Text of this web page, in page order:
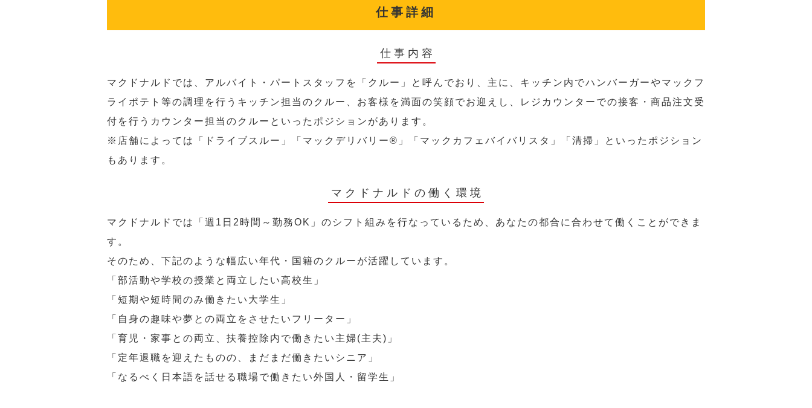
仕事詳細
仕事内容
マクドナルドでは、アルバイト・パートスタッフを「クルー」と呼んでおり、主に、キッチン内でハンバーガーやマックフ
ライポテト等の調理を行うキッチン担当のクルー、お客様を満面の笑顔でお迎えし、レジカウンターでの接客・商品注文受
付を行うカウンター担当のクルーといったポジションがあります。
※店舗によっては「ドライブスルー」「マックデリバリー®︎」「マックカフェバイバリスタ」「清掃」といったポジション
もあります。
マクドナルドの働く環境
マクドナルドでは「週1日2時間～勤務OK」のシフト組みを行なっているため、あなたの都合に合わせて働くことができま
す。
そのため、下記のような幅広い年代・国籍のクルーが活躍しています。
「部活動や学校の授業と両立したい高校生」
「短期や短時間のみ働きたい大学生」
「自身の趣味や夢との両立をさせたいフリーター」
「育児・家事との両立、扶養控除内で働きたい主婦(主夫)」
「定年退職を迎えたものの、まだまだ働きたいシニア」
「なるべく日本語を話せる職場で働きたい外国人・留学生」